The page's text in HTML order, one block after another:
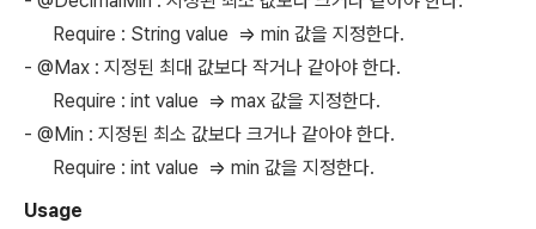
Require : String value => min 값을 지정한다.
- @Max : 지정된 최대 값보다 작거나 같아야 한다.
Require : int value => max 값을 지정한다.
- @Min : 지정된 최소 값보다 크거나 같아야 한다.
Require : int value => min 값을 지정한다.
Usage